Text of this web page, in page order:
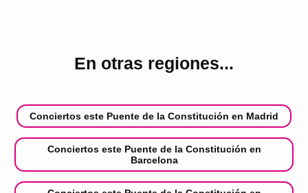
En otras regiones...
Conciertos este Puente de la Constitución en Madrid
Conciertos este Puente de la Constitución en
Barcelona